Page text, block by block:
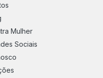
Mulher
Sociais